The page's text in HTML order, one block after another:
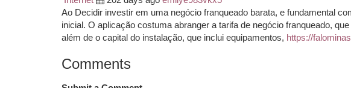
Ao Decidir investir em uma negócio franqueado barata, e fundamental
inicial. O aplicação costuma abranger a tarifa de negócio franqueado,
além de o capital do instalação, que inclui equipamentos, https://
Comments